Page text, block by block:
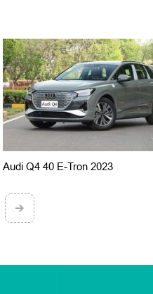
Audi Q4 40 E-Tron 2023